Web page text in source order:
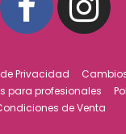
Privacidad
para profesionales
de Venta